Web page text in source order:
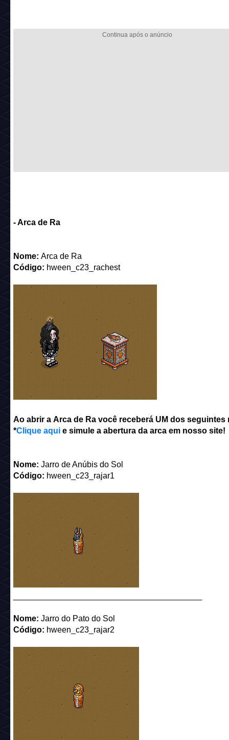
- Arca de Ra
Nome: Arca de Ra
Código: hween_c23_rachest
Ao abrir a Arca de Ra você receberá UM dos seguintes
*Clique aqui e simule a abertura da arca em nosso site!
Nome: Jarro de Anúbis do Sol
Código: hween_c23_rajar1
Nome: Jarro do Pato do Sol
Código: hween_c23_rajar2